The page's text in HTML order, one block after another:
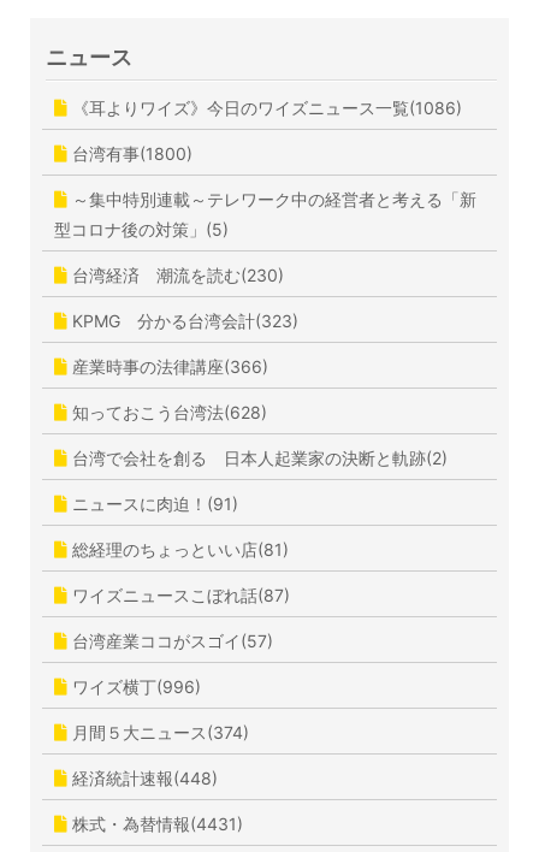
ニュース
《耳よりワイズ》今日のワイズニュース一覧(1086)
台湾有事(1800)
～集中特別連載～テレワーク中の経営者と考える「新
型コロナ後の対策」(5)
台湾経済 潮流を読む(230)
KPMG 分かる台湾会計(323)
産業時事の法律講座(366)
知っておこう台湾法(628)
台湾で会社を創る 日本人起業家の決断と軌跡(2)
ニュースに肉迫！(91)
総経理のちょっといい店(81)
ワイズニュースこぼれ話(87)
台湾産業ココがスゴイ(57)
ワイズ横丁(996)
月間５大ニュース(374)
経済統計速報(448)
株式・為替情報(4431)